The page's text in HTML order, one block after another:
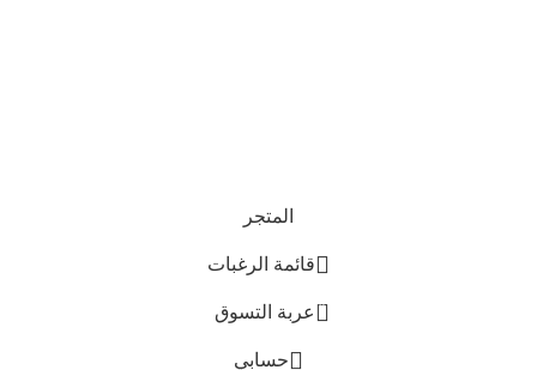
المتجر
قائمة الرغبات
0 عربة التسوق
حسابي